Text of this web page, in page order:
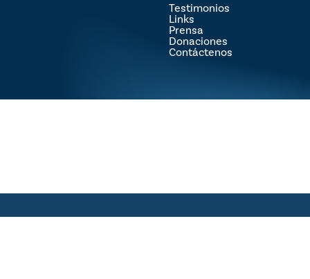
Testimonios
Links
Prensa
Donaciones
Contáctenos